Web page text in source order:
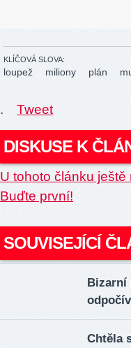
KLÍČOVÁ SLOVA:
loupež miliony plán
. Tweet
DISKUSE K
U tohoto článku
Buďte první!
SOUVISEJÍCÍ
Bizarní
Chtěla